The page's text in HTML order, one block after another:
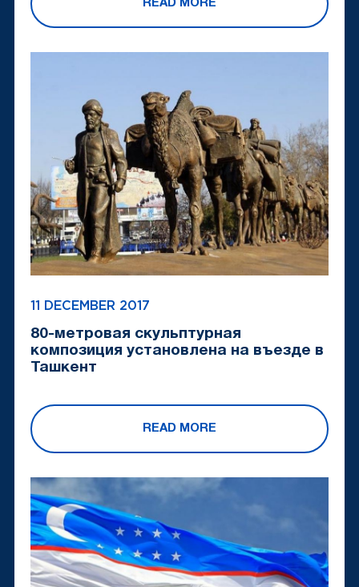
READ MORE
11 DECEMBER 2017
80-метровая скульптурная
композиция установлена на въезде в
Ташкент
READ MORE